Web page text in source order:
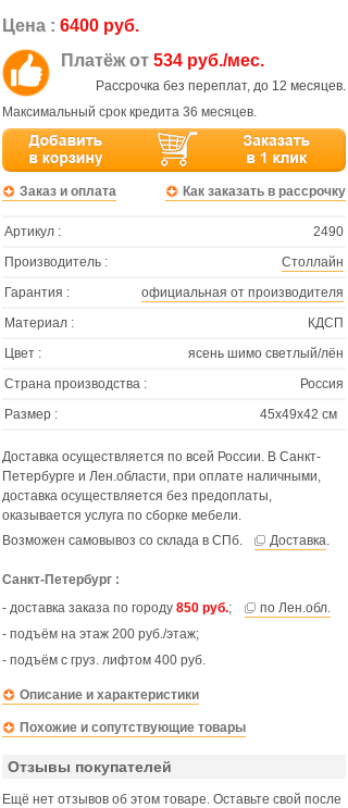
Цена : 6400 руб.
Платёж от 534 руб./мес.
Рассрочка без переплат, до 12 месяцев.
Максимальный срок кредита 36 месяцев.
Заказ и оплата Как заказать в рассрочку
Артикул :
2490
Производитель :
Столлайн
Гарантия :
официальная от производителя
Материал :
КДСП
Цвет :
ясень шимо светлый/лён
Страна производства :
Россия
Размер :
45х49х42 см
Доставка осуществляется по всей России. В Санкт-
Петербурге и Лен.области, при оплате наличными,
доставка осуществляется без предоплаты,
оказывается услуга по сборке мебели.
Возможен самовывоз со склада в СПб.
Доставка.
Санкт-Петербург :
- доставка заказа по городу 850 руб.;
по Лен.обл.
- подъём на этаж 200 руб./этаж;
- подъём с груз. лифтом 400 руб.
Описание и характеристики
Похожие и сопутствующие товары
Отзывы покупателей
Ещё нет отзывов об этом товаре. Оставьте свой после